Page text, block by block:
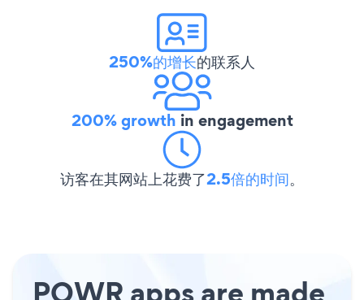
250%的增长的联系人
200% growth in engagement
访客在其网站上花费了2.5倍的时间。